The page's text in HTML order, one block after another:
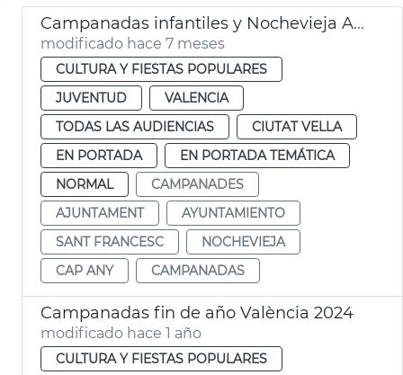
Campanadas infantiles y Nochevieja Ayuntamiento València
modificado hace 7 meses
CULTURA Y FIESTAS POPULARES
JUVENTUD
VALENCIA
TODAS LAS AUDIENCIAS
CIUTAT VELLA
EN PORTADA
EN PORTADA TEMÁTICA
NORMAL
CAMPANADES
AJUNTAMENT
AYUNTAMIENTO
SANT FRANCESC
NOCHEVIEJA
CAP ANY
CAMPANADAS
Campanadas fin de año València 2024
modificado hace 1 año
CULTURA Y FIESTAS POPULARES